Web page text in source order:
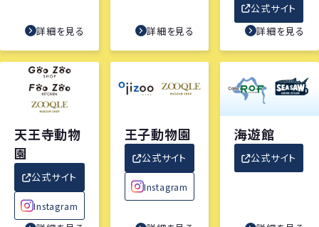
詳細を見る 詳細を見る
公式サイト
詳細を見る
天王寺動物
園
公式サイト
Instagram
王子動物園
公式サイト
Instagram
海遊館
公式サイト